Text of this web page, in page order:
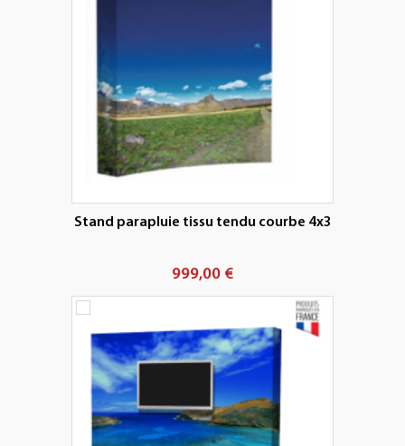
Stand parapluie tissu tendu courbe 4x3
999,00 €